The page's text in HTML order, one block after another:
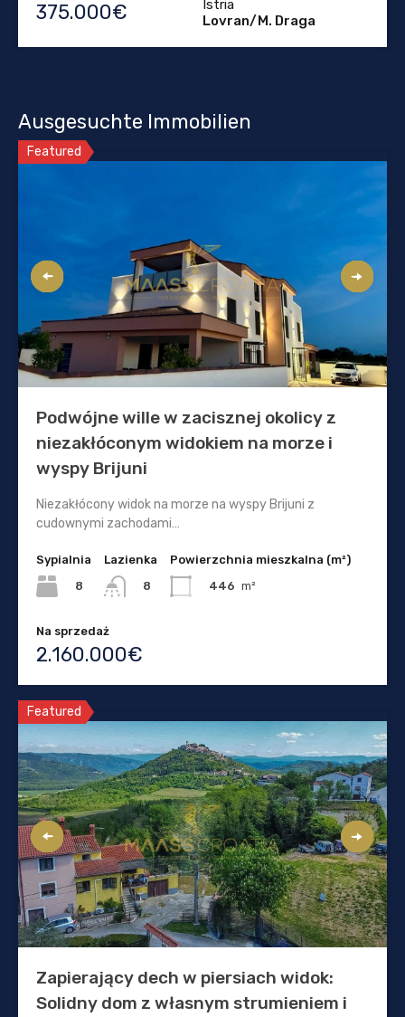
375.000€
Istria
Lovran/M. Draga
Ausgesuchte Immobilien
Featured
Podwójne wille w zacisznej okolicy z
niezakłóconym widokiem na morze i
wyspy Brijuni
Niezakłócony widok na morze na wyspy Brijuni z
cudownymi zachodami…
Sypialnia
8
Lazienka
8
Powierzchnia mieszkalna (m²)
446 m²
Na sprzedaż
2.160.000€
Featured
Zapierający dech w piersiach widok:
Solidny dom z własnym strumieniem i